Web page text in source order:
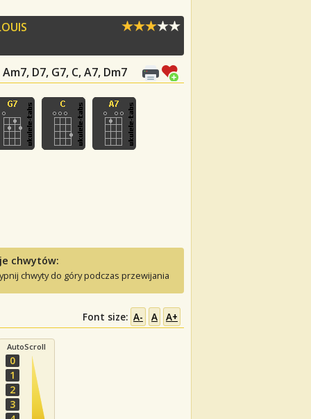
D7, G7, C, A7, Dm7
chwytów:
chwyty do góry podczas przewijania
Font size: A- A A+
AutoScroll
0
1
2
3